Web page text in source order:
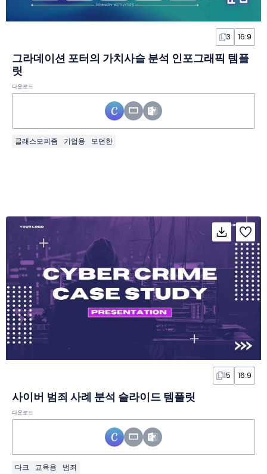
3 16:9
그라데이션 포터의 가치사슬 분석 인포그래픽 템플
릿
다운로드
글래스모피즘 기업용 모던한
15 16:9
사이버 범죄 사례 분석 슬라이드 템플릿
다운로드
다크 교육용 범죄